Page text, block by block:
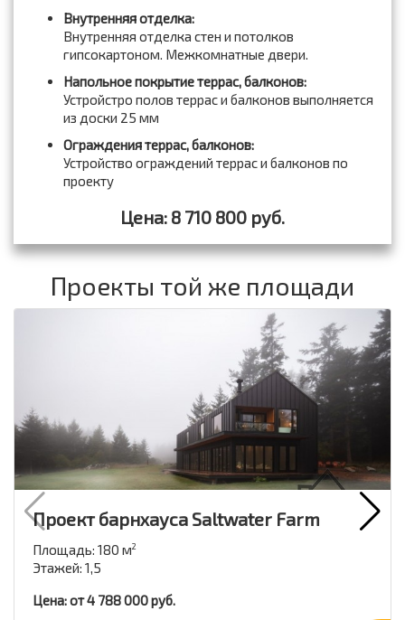
Внутренняя отделка:
Внутренняя отделка стен и потолков
гипсокартоном. Межкомнатные двери.
Напольное покрытие террас, балконов:
Устройстро полов террас и балконов выполняется
из доски 25 мм
Ограждения террас, балконов:
Устройство ограждений террас и балконов по
проекту
Цена: 8 710 800 руб.
Проекты той же площади
Проект барнхауса Saltwater Farm
Площадь: 180 м2
Этажей: 1,5
Цена: от 4 788 000 руб.